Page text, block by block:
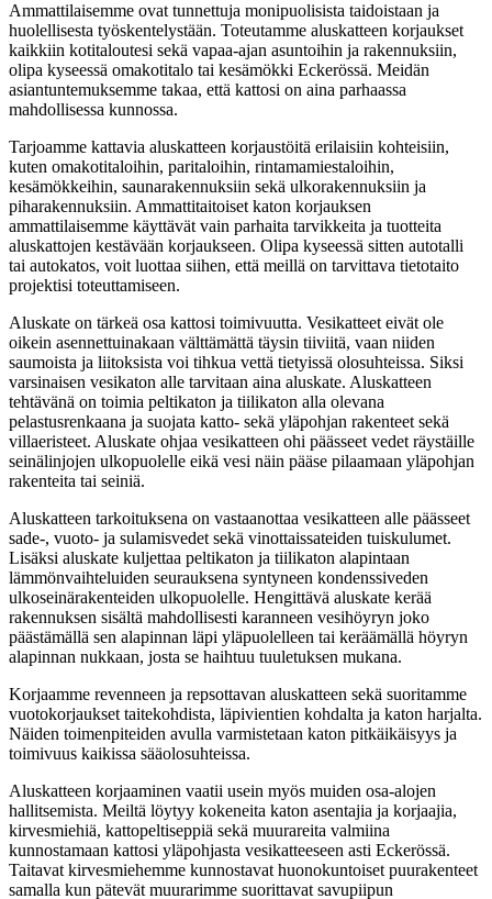
Ammattilaisemme ovat tunnettuja monipuolisista taidoistaan ja
huolellisesta työskentelystään. Toteutamme aluskatteen korjaukset
kaikkiin kotitaloutesi sekä vapaa-ajan asuntoihin ja rakennuksiin,
olipa kyseessä omakotitalo tai kesämökki Eckerössä. Meidän
asiantuntemuksemme takaa, että kattosi on aina parhaassa
mahdollisessa kunnossa.
Tarjoamme kattavia aluskatteen korjaustöitä erilaisiin kohteisiin,
kuten omakotitaloihin, paritaloihin, rintamamiestaloihin,
kesämökkeihin, saunarakennuksiin sekä ulkorakennuksiin ja
piharakennuksiin. Ammattitaitoiset katon korjauksen
ammattilaisemme käyttävät vain parhaita tarvikkeita ja tuotteita
aluskattojen kestävään korjaukseen. Olipa kyseessä sitten autotalli
tai autokatos, voit luottaa siihen, että meillä on tarvittava tietotaito
projektisi toteuttamiseen.
Aluskate on tärkeä osa kattosi toimivuutta. Vesikatteet eivät ole
oikein asennettuinakaan välttämättä täysin tiiviitä, vaan niiden
saumoista ja liitoksista voi tihkua vettä tietyissä olosuhteissa. Siksi
varsinaisen vesikaton alle tarvitaan aina aluskate. Aluskatteen
tehtävänä on toimia peltikaton ja tiilikaton alla olevana
pelastusrenkaana ja suojata katto- sekä yläpohjan rakenteet sekä
villaeristeet. Aluskate ohjaa vesikatteen ohi päässeet vedet räystäille
seinälinjojen ulkopuolelle eikä vesi näin pääse pilaamaan yläpohjan
rakenteita tai seiniä.
Aluskatteen tarkoituksena on vastaanottaa vesikatteen alle päässeet
sade-, vuoto- ja sulamisvedet sekä vinottaissateiden tuiskulumet.
Lisäksi aluskate kuljettaa peltikaton ja tiilikaton alapintaan
lämmönvaihteluiden seurauksena syntyneen kondenssiveden
ulkoseinärakenteiden ulkopuolelle. Hengittävä aluskate kerää
rakennuksen sisältä mahdollisesti karanneen vesihöyryn joko
päästämällä sen alapinnan läpi yläpuolelleen tai keräämällä höyryn
alapinnan nukkaan, josta se haihtuu tuuletuksen mukana.
Korjaamme revenneen ja repsottavan aluskatteen sekä suoritamme
vuotokorjaukset taitekohdista, läpivientien kohdalta ja katon harjalta.
Näiden toimenpiteiden avulla varmistetaan katon pitkäikäisyys ja
toimivuus kaikissa sääolosuhteissa.
Aluskatteen korjaaminen vaatii usein myös muiden osa-alojen
hallitsemista. Meiltä löytyy kokeneita katon asentajia ja korjaajia,
kirvesmiehiä, kattopeltiseppiä sekä muurareita valmiina
kunnostamaan kattosi yläpohjasta vesikatteeseen asti Eckerössä.
Taitavat kirvesmiehemme kunnostavat huonokuntoiset puurakenteet
samalla kun pätevät muurarimme suorittavat savupiipun